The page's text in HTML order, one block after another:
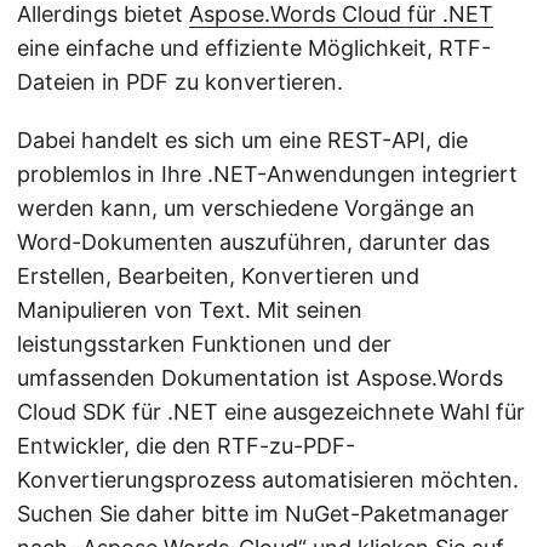
Allerdings bietet Aspose.Words Cloud für .NET
eine einfache und effiziente Möglichkeit, RTF-
Dateien in PDF zu konvertieren.
Dabei handelt es sich um eine REST-API, die
problemlos in Ihre .NET-Anwendungen integriert
werden kann, um verschiedene Vorgänge an
Word-Dokumenten auszuführen, darunter das
Erstellen, Bearbeiten, Konvertieren und
Manipulieren von Text. Mit seinen
leistungsstarken Funktionen und der
umfassenden Dokumentation ist Aspose.Words
Cloud SDK für .NET eine ausgezeichnete Wahl für
Entwickler, die den RTF-zu-PDF-
Konvertierungsprozess automatisieren möchten.
Suchen Sie daher bitte im NuGet-Paketmanager